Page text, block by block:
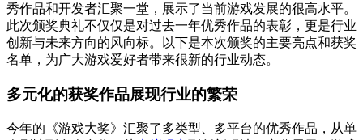
秀作品和开发者汇聚一堂，展示了当前游戏发展的很高水平。
此次颁奖典礼不仅仅是对过去一年优秀作品的表彰，更是行业
创新与未来方向的风向标。以下是本次颁奖的主要亮点和获奖
名单，为广大游戏爱好者带来很新的行业动态。
多元化的获奖作品展现行业的繁荣
今年的《游戏大奖》汇聚了多类型、多平台的优秀作品，从单